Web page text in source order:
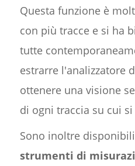
Questa funzione è
con più tracce e si ha
tutte
estrarre l'analizzatore
ottenere una visione
di ogni traccia su cui
Sono inoltre disponibili
strumenti di